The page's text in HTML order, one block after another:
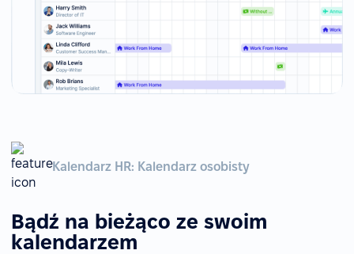
Kalendarz HR: Kalendarz osobisty
Bądź na bieżąco ze swoim
kalendarzem